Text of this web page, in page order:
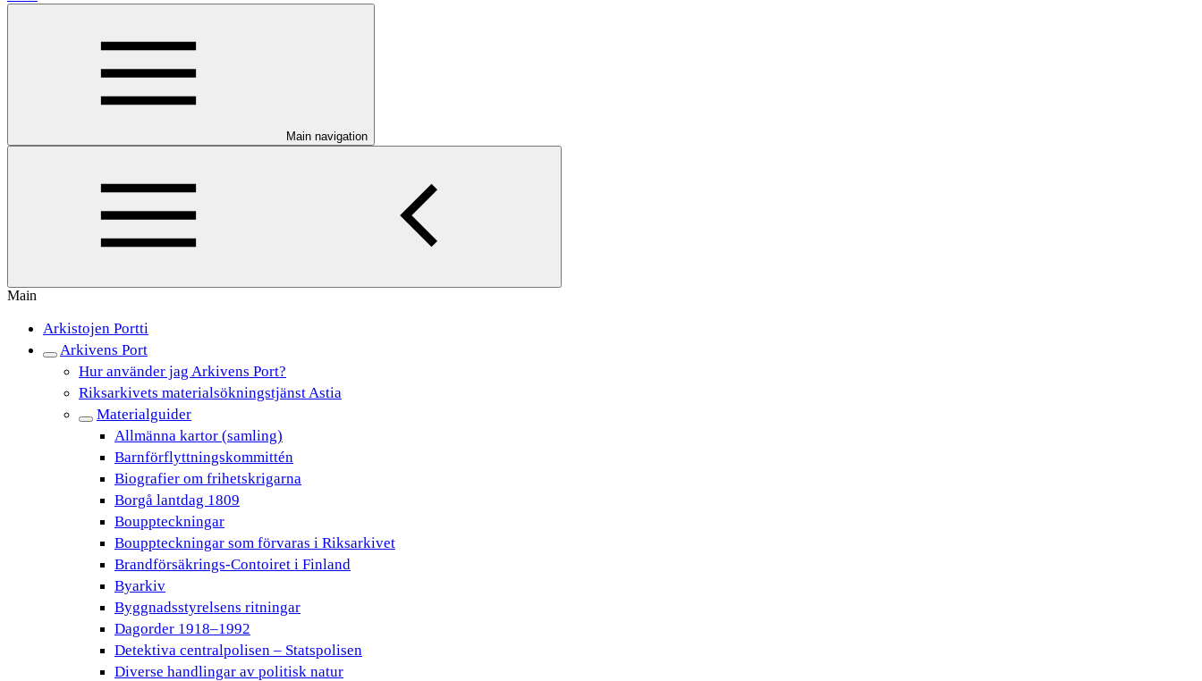
Main navigation
Main
Arkistojen Portti
Arkivens Port
Hur använder jag Arkivens Port?
Riksarkivets materialsökningstjänst Astia
Materialguider
Allmänna kartor (samling)
Barnförflyttningskommittén
Biografier om frihetskrigarna
Borgå lantdag 1809
Bouppteckningar
Bouppteckningar som förvaras i Riksarkivet
Brandförsäkrings-Contoiret i Finland
Byarkiv
Byggnadsstyrelsens ritningar
Dagorder 1918–1992
Detektiva centralpolisen – Statspolisen
Diverse handlingar av politisk natur